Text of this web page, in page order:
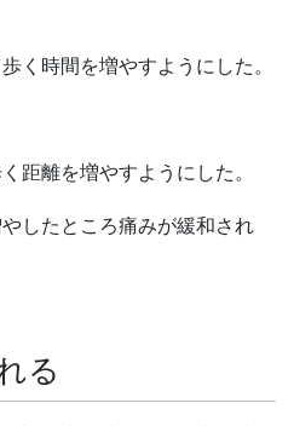
く時間を増やすようにした。
距離を増やすようにした。
したところ痛みが緩和され
る